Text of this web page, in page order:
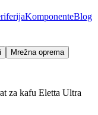
KomponenteBlog
Mrežna oprema
za kafu Eletta Ultra